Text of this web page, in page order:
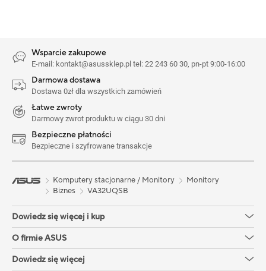
Wsparcie zakupowe
E-mail: kontakt@asussklep.pl tel: 22 243 60 30, pn-pt 9:00-16:00
Darmowa dostawa
Dostawa 0zł dla wszystkich zamówień
Łatwe zwroty
Darmowy zwrot produktu w ciągu 30 dni
Bezpieczne płatności
Bezpieczne i szyfrowane transakcje
Komputery stacjonarne / Monitory
Monitory
Biznes
VA32UQSB
Dowiedz się więcej i kup
O firmie ASUS
Dowiedz się więcej